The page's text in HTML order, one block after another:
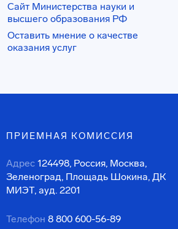
Сайт Министерства науки и
высшего образования РФ
Оставить мнение о качестве
оказания услуг
ПРИЕМНАЯ КОМИССИЯ
Адрес 124498, Россия, Москва,
Зеленоград, Площадь Шокина, ДК
МИЭТ, ауд. 2201
Телефон 8 800 600-56-89